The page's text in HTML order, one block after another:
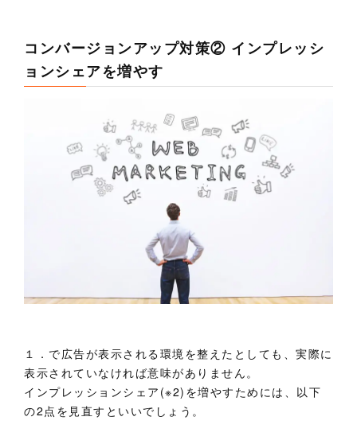
コンバージョンアップ対策② インプレッシ
ョンシェアを増やす
１．で広告が表示される環境を整えたとしても、実際に
表示されていなければ意味がありません。
インプレッションシェア(※2)を増やすためには、以下
の2点を見直すといいでしょう。